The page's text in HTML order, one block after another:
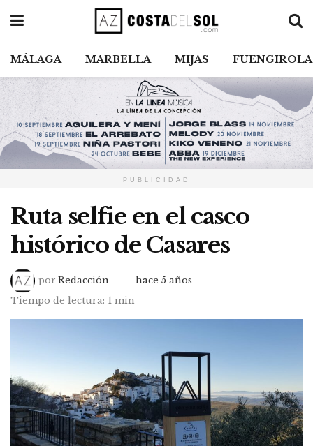
MÁLAGA MARBELLA MIJAS FUENGIROLA
PUBLICIDAD
Ruta selfie en el casco
histórico de Casares
por Redacción
hace 5 años
Tiempo de lectura: 1 min